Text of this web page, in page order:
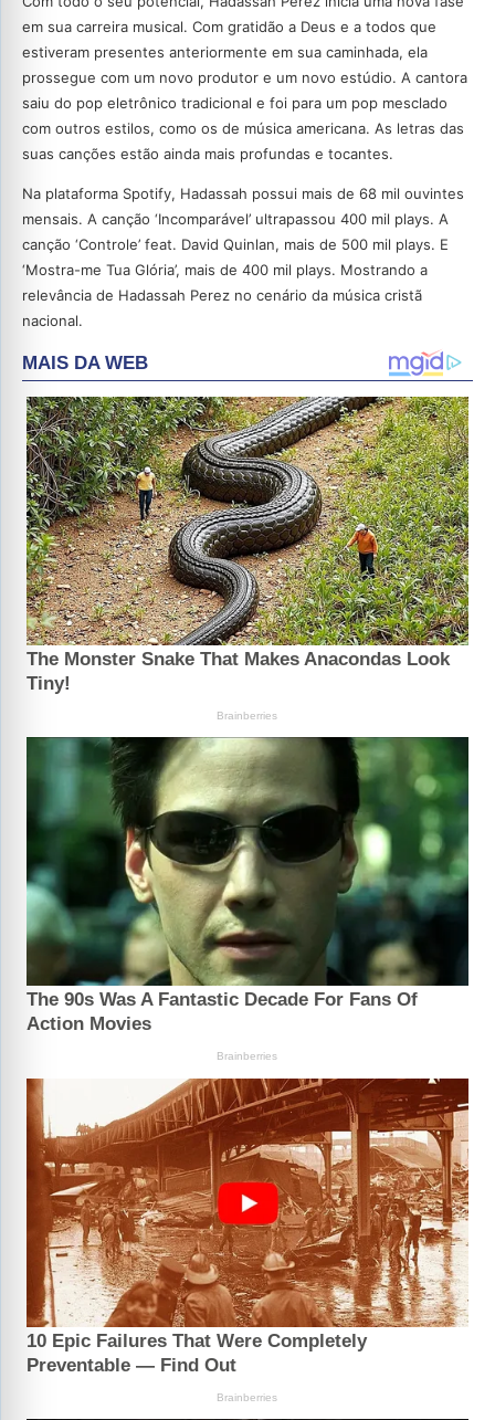
em sua carreira musical. Com gratidão a Deus e a todos que
estiveram presentes anteriormente em sua caminhada, ela
prossegue com um novo produtor e um novo estúdio. A cantora
saiu do pop eletrônico tradicional e foi para um pop mesclado
com outros estilos, como os de música americana. As letras das
suas canções estão ainda mais profundas e tocantes.
Na plataforma Spotify, Hadassah possui mais de 68 mil ouvintes
mensais. A canção ‘Incomparável’ ultrapassou 400 mil plays. A
canção ‘Controle’ feat. David Quinlan, mais de 500 mil plays. E
‘Mostra-me Tua Glória’, mais de 400 mil plays. Mostrando a
relevância de Hadassah Perez no cenário da música cristã
nacional.